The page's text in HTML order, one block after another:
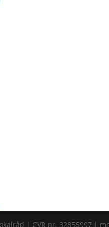
| CVR nr. 32855997 |